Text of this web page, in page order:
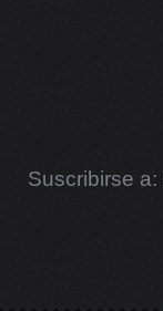
Suscribirse a: